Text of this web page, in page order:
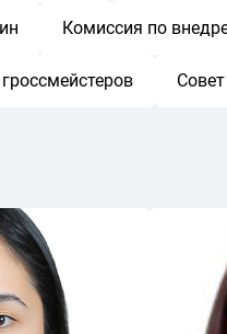
Комиссия по